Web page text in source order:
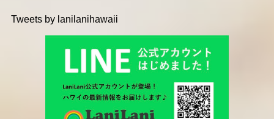
Tweets by lanilanihawaii